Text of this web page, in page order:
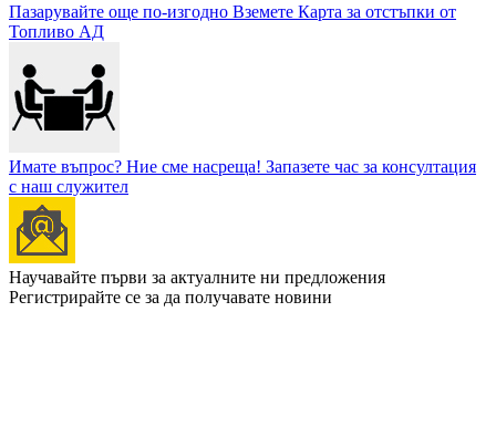
Пазарувайте още по-изгодно Вземете Карта за отстъпки от
Топливо АД
Имате въпрос? Ние сме насреща! Запазете час за консултация
с наш служител
Научавайте първи за актуалните ни предложения
Регистрирайте се за да получавате новини